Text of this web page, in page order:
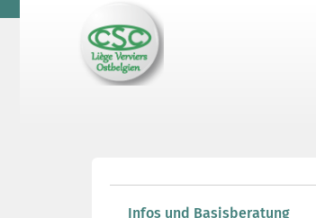
Infos und Basisberatung